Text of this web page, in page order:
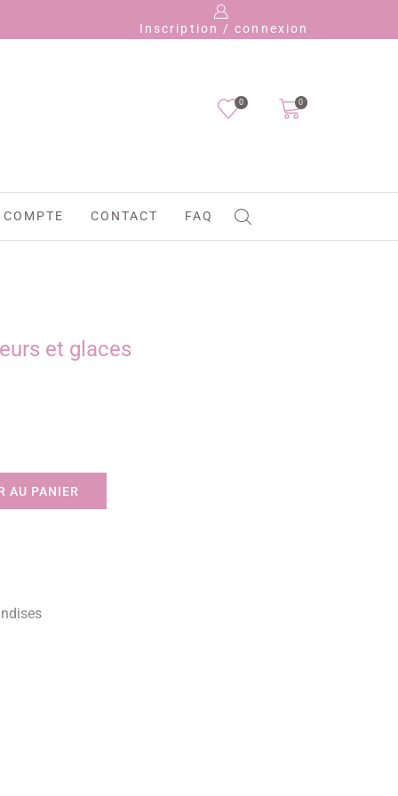
Payez en 4 fois
Inscription / connexion
0 0
CONTACT FAQ
et glaces
AU PANIER